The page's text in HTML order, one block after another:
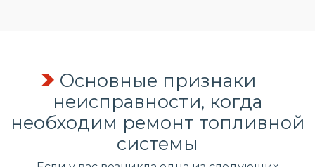
Основные признаки
неисправности, когда
необходим ремонт топливной
системы